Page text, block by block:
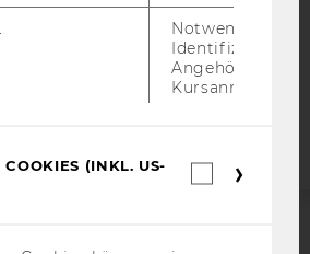
EINSTELLUNGEN
Barrierefreiheitserklärung
Notwendig zur
Identifizierung
Angehörige/r für
Kursanmeldung.
COOKIES (INKL. US-